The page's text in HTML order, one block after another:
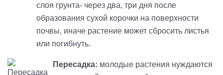
слоя грунта- через два, три дня после
образования сухой корочки на поверхности
почвы, иначе растение может сбросить листья
или погибнуть.
Пересадка: молодые растения нуждаются